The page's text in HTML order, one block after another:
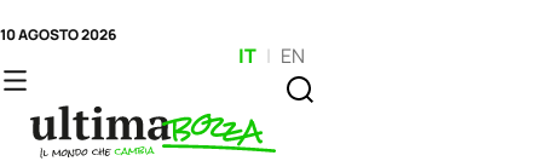
10 AGOSTO 2026
IT | EN